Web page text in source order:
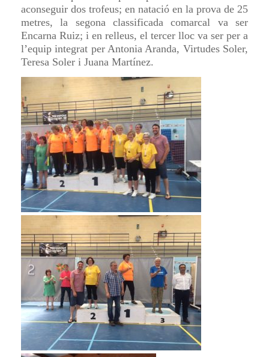
aconseguir dos trofeus; en natació en la prova de 25
metres, la segona classificada comarcal va ser
Encarna Ruiz; i en relleus, el tercer lloc va ser per a
l’equip integrat per Antonia Aranda, Virtudes Soler,
Teresa Soler i Juana Martínez.